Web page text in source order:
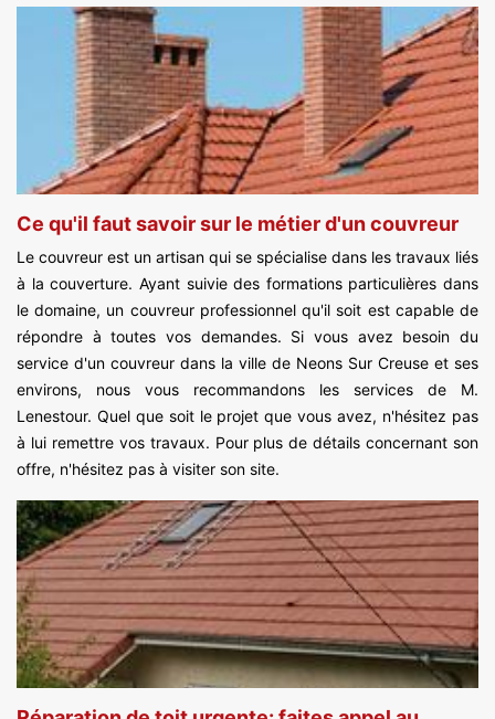
Ce qu'il faut savoir sur le métier d'un couvreur
Le couvreur est un artisan qui se spécialise dans les travaux liés
à la couverture. Ayant suivie des formations particulières dans
le domaine, un couvreur professionnel qu'il soit est capable de
répondre à toutes vos demandes. Si vous avez besoin du
service d'un couvreur dans la ville de Neons Sur Creuse et ses
environs, nous vous recommandons les services de M.
Lenestour. Quel que soit le projet que vous avez, n'hésitez pas
à lui remettre vos travaux. Pour plus de détails concernant son
offre, n'hésitez pas à visiter son site.